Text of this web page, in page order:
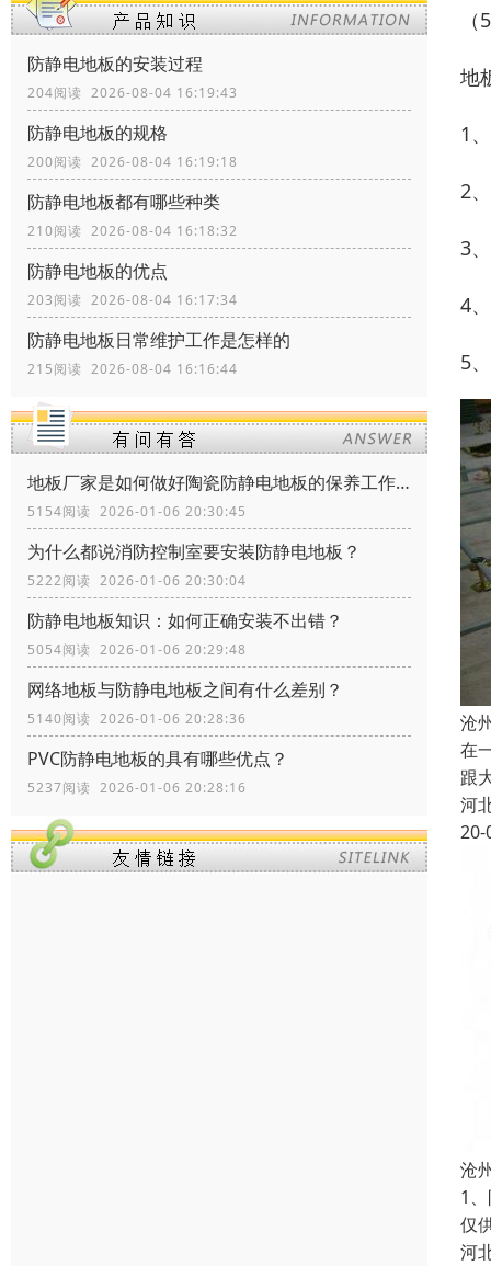
防静电地板的安装过程
204阅读 2026-08-04 16:19:43
防静电地板的规格
200阅读 2026-08-04 16:19:18
防静电地板都有哪些种类
210阅读 2026-08-04 16:18:32
防静电地板的优点
203阅读 2026-08-04 16:17:34
防静电地板日常维护工作是怎样的
215阅读 2026-08-04 16:16:44
地板厂家是如何做好陶瓷防静电地板的保养工作？
5154阅读 2026-01-06 20:30:45
为什么都说消防控制室要安装防静电地板？
5222阅读 2026-01-06 20:30:04
防静电地板知识：如何正确安装不出错？
5054阅读 2026-01-06 20:29:48
网络地板与防静电地板之间有什么差别？
5140阅读 2026-01-06 20:28:36
PVC防静电地板的具有哪些优点？
5237阅读 2026-01-06 20:28:16
地
1
2
3
4
5
沧
在
跟
河
20-
沧
1
仅
河